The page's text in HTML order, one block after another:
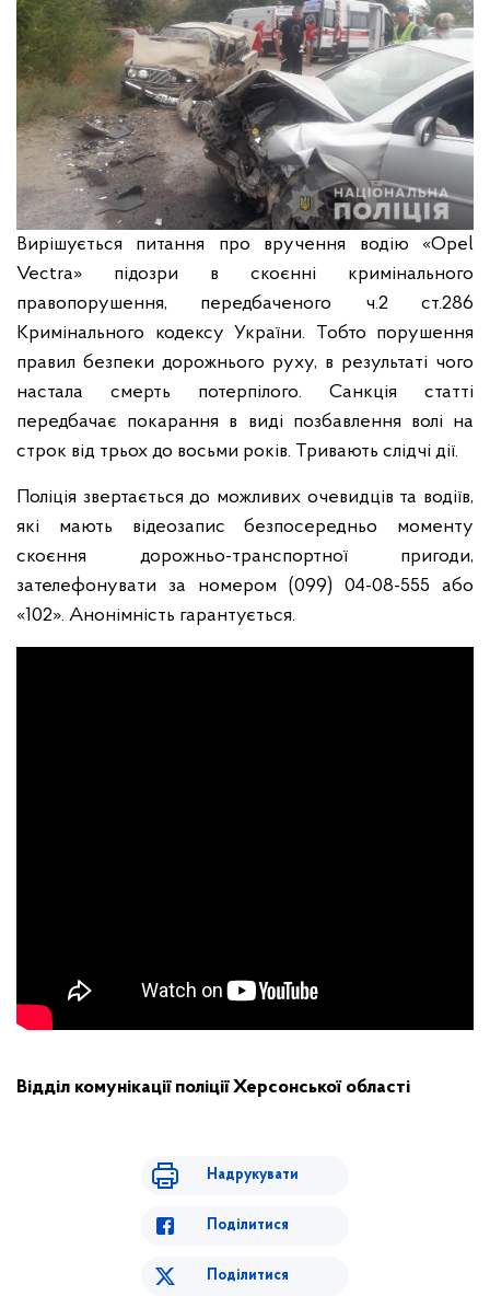
Вирішується питання про вручення водію «Opel
Vectra» підозри в скоєнні кримінального
правопорушення, передбаченого ч.2 ст.286
Кримінального кодексу України. Тобто порушення
правил безпеки дорожнього руху, в результаті чого
настала смерть потерпілого. Санкція статті
передбачає покарання в виді позбавлення волі на
строк від трьох до восьми років. Тривають слідчі дії.
Поліція звертається до можливих очевидців та водіїв,
які мають відеозапис безпосередньо моменту
скоєння дорожньо-транспортної пригоди,
зателефонувати за номером (099) 04-08-555 або
«102». Анонімність гарантується.
Відділ комунікації поліції Херсонської області
Надрукувати
Поділитися
Поділитися